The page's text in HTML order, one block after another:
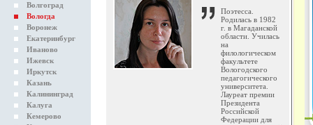
Волгоград
Вологда
Воронеж
Екатеринбург
Иваново
Ижевск
Иркутск
Казань
Калининград
Калуга
Кемерово
Поэтесса.
Родилась в 1982
г. в Магаданской
области. Училась
на
филологическом
факультете
Вологодского
педагогического
университета.
Лауреат премии
Президента
Российской
Федерации для